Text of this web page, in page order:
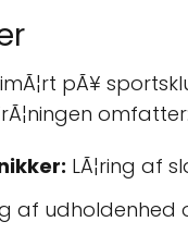
pÃ¥
omfatter:
LÃ¦ring af
af udholdenhed